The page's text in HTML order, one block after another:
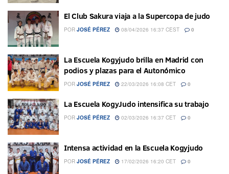
El Club Sakura viaja a la Supercopa de judo
POR JOSÉ PÉREZ 08/04/2026 16:37 CEST 0
La Escuela Kogyjudo brilla en Madrid con
podios y plazas para el Autonómico
POR JOSÉ PÉREZ 22/03/2026 16:08 CET 0
La Escuela KogyJudo intensifica su trabajo
POR JOSÉ PÉREZ 02/03/2026 16:37 CET 0
Intensa actividad en la Escuela Kogyjudo
POR JOSÉ PÉREZ 17/02/2026 16:20 CET 0